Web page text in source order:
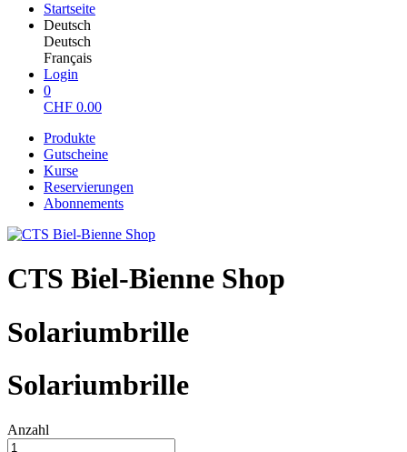
Startseite
Deutsch
Deutsch
Français
Login
0
CHF 0.00
Produkte
Gutscheine
Kurse
Reservierungen
Abonnements
CTS Biel-Bienne Shop
Solariumbrille
Solariumbrille
Anzahl